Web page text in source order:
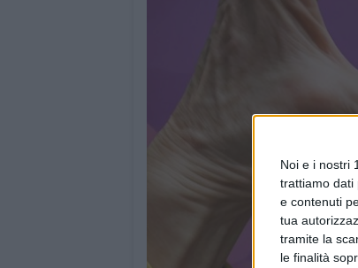
Noi e i nostri
trattiamo dati
e contenuti
tua
tramite la
le finalità